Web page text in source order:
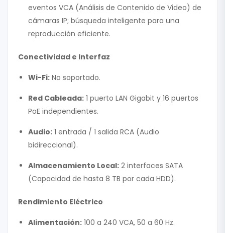
eventos VCA (Análisis de Contenido de Video) de
cámaras IP; búsqueda inteligente para una
reproducción eficiente.
Conectividad e Interfaz
Wi-Fi: No soportado.
Red Cableada: 1 puerto LAN Gigabit y 16 puertos
PoE independientes.
Audio: 1 entrada / 1 salida RCA (Audio
bidireccional).
Almacenamiento Local: 2 interfaces SATA
(Capacidad de hasta 8 TB por cada HDD).
Rendimiento Eléctrico
Alimentación: 100 a 240 VCA, 50 a 60 Hz.